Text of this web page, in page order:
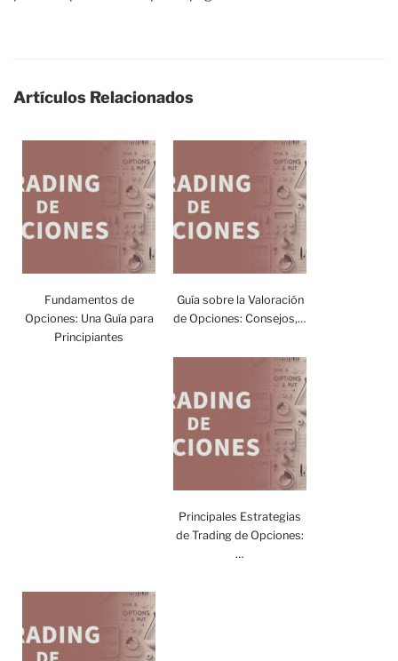
Artículos Relacionados
Fundamentos de
Opciones: Una Guía para
Principiantes
Guía sobre la Valoración
de Opciones: Consejos,…
Principales Estrategias
de Trading de Opciones:
…